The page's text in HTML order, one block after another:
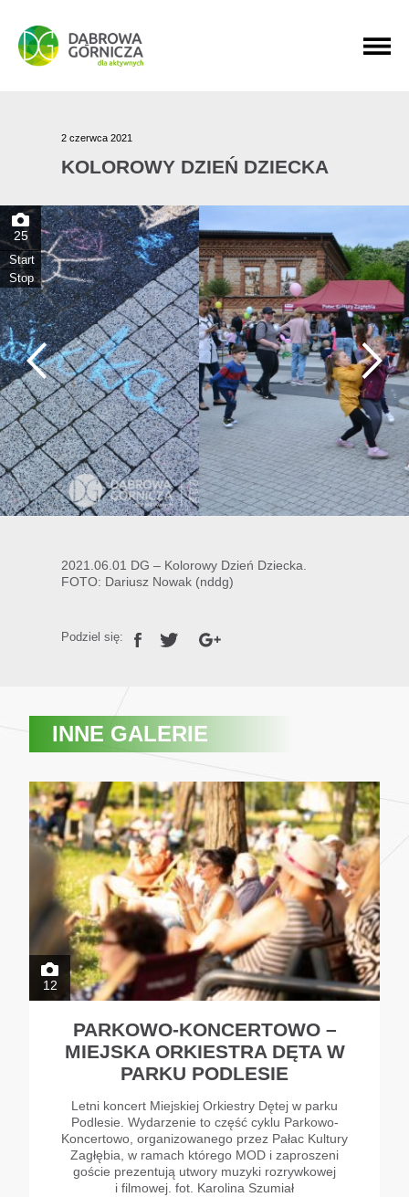
PRZEJDŹ DO MENU GŁÓWNEGO
PRZEJDŹ DO WYSZUKIWARKI
PRZEJDŹ DO TREŚCI
2 czerwca 2021
KOLOROWY DZIEŃ DZIECKA
25
Start
Stop
2021.06.01 DG – Kolorowy Dzień Dziecka.
FOTO: Dariusz Nowak (nddg)
Podziel się:
INNE GALERIE
12
PARKOWO-KONCERTOWO –
MIEJSKA ORKIESTRA DĘTA W
PARKU PODLESIE
Letni koncert Miejskiej Orkiestry Dętej w parku
Podlesie. Wydarzenie to część cyklu Parkowo-
Koncertowo, organizowanego przez Pałac Kultury
Zagłębia, w ramach którego MOD i zaproszeni
goście prezentują utwory muzyki rozrywkowej
i filmowej. fot. Karolina Szumiał